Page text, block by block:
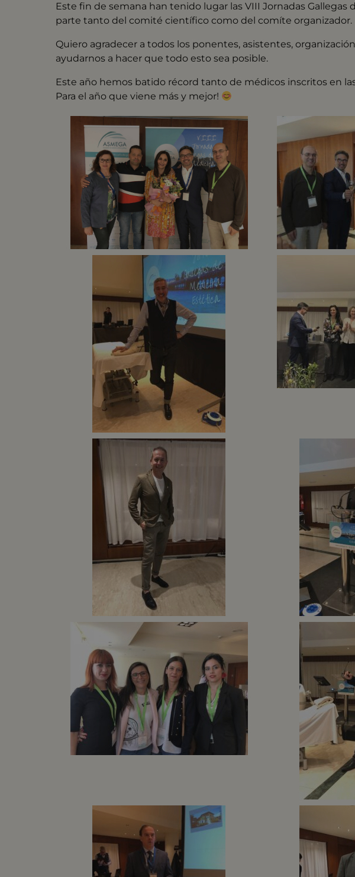
Este fin de semana han tenido lugar las VIII Jornadas
parte tanto del comité científico como del comíte organizador.
Quiero agradecer a todos los ponentes, asistentes,
ayudarnos a hacer que todo esto sea posible.
Este año hemos batido récord tanto de médicos inscritos en
Para el año que viene más y mejor!